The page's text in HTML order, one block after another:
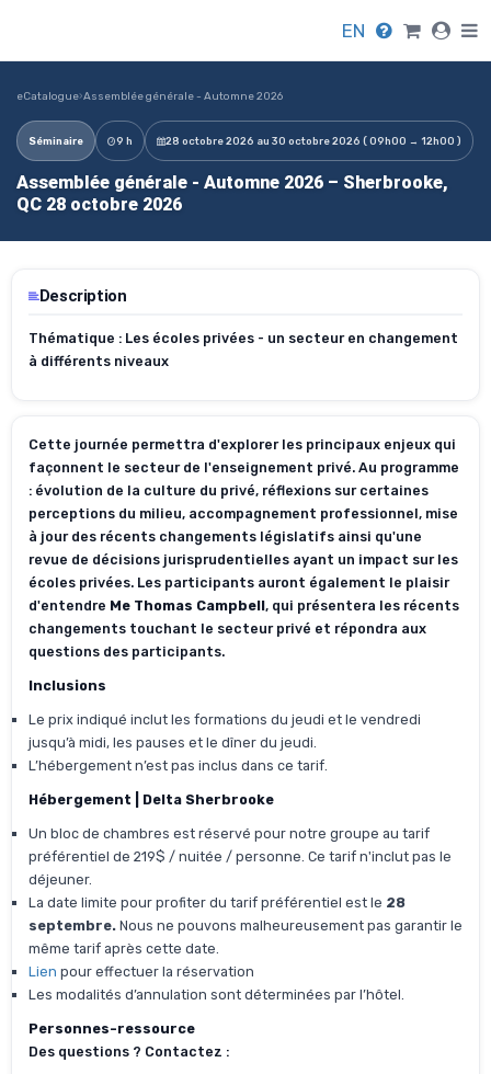
EN
eCatalogue›Assemblée générale - Automne 2026
Séminaire 9 h 28 octobre 2026 au 30 octobre 2026 ( 09h00 → 12h00 )
Assemblée générale - Automne 2026 – Sherbrooke,
QC 28 octobre 2026
Description
Thématique : Les écoles privées - un secteur en changement
à différents niveaux
Cette journée permettra d'explorer les principaux enjeux qui
façonnent le secteur de l'enseignement privé. Au programme
: évolution de la culture du privé, réflexions sur certaines
perceptions du milieu, accompagnement professionnel, mise
à jour des récents changements législatifs ainsi qu'une
revue de décisions jurisprudentielles ayant un impact sur les
écoles privées. Les participants auront également le plaisir
d'entendre Me Thomas Campbell, qui présentera les récents
changements touchant le secteur privé et répondra aux
questions des participants.
Inclusions
Le prix indiqué inclut les formations du jeudi et le vendredi
jusqu’à midi, les pauses et le dîner du jeudi.
L’hébergement n’est pas inclus dans ce tarif.
Hébergement | Delta Sherbrooke
Un bloc de chambres est réservé pour notre groupe au tarif
préférentiel de 219$ / nuitée / personne. Ce tarif n'inclut pas le
déjeuner.
La date limite pour profiter du tarif préférentiel est le 28
septembre. Nous ne pouvons malheureusement pas garantir le
même tarif après cette date.
Lien pour effectuer la réservation
Les modalités d’annulation sont déterminées par l’hôtel.
Personnes-ressource
Des questions ? Contactez :